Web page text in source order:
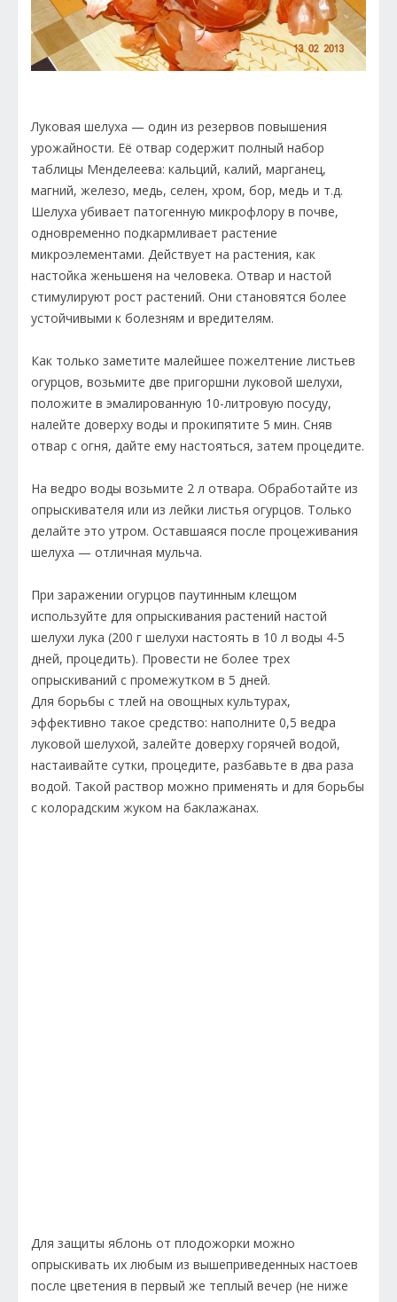
Луковая шелуха — один из резервов повышения
урожайности. Её отвар содержит полный набор
таблицы Менделеева: кальций, калий, марганец,
магний, железо, медь, селен, хром, бор, медь и т.д.
Шелуха убивает патогенную микрофлору в почве,
одновременно подкармливает растение
микроэлементами. Действует на растения, как
настойка женьшеня на человека. Отвар и настой
стимулируют рост растений. Они становятся более
устойчивыми к болезням и вредителям.
Как только заметите малейшее пожелтение листьев
огурцов, возьмите две пригоршни луковой шелухи,
положите в эмалированную 10-литровую посуду,
налейте доверху воды и прокипятите 5 мин. Сняв
отвар с огня, дайте ему настояться, затем процедите.
На ведро воды возьмите 2 л отвара. Обработайте из
опрыскивателя или из лейки листья огурцов. Только
делайте это утром. Оставшаяся после процеживания
шелуха — отличная мульча.
При заражении огурцов паутинным клещом
используйте для опрыскивания растений настой
шелухи лука (200 г шелухи настоять в 10 л воды 4-5
дней, процедить). Провести не более трех
опрыскиваний с промежутком в 5 дней.
Для борьбы с тлей на овощных культурах,
эффективно такое средство: наполните 0,5 ведра
луковой шелухой, залейте доверху горячей водой,
настаивайте сутки, процедите, разбавьте в два раза
водой. Такой раствор можно применять и для борьбы
с колорадским жуком на баклажанах.
Для защиты яблонь от плодожорки можно
опрыскивать их любым из вышеприведенных настоев
после цветения в первый же теплый вечер (не ниже